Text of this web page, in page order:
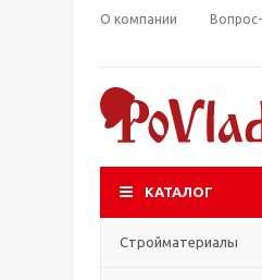
О компании
КАТАЛОГ
Стройматериалы